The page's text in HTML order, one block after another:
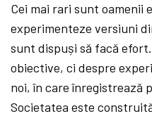
Cei mai rari sunt oamenii
experimenteze versiuni
sunt dispuși să facă
obiective, ci despre
noi, în care înregistrează
Societatea este